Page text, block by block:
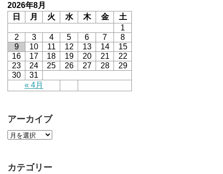
2026年8月
日
月 火 水 木 金 土
« 4月
1
2
3 4 5 6 7
8
9
10 11 12 13 14
15
16
17 18 19 20 21
22
23
24 25 26 27 28
29
30
31
アーカイブ
カテゴリー